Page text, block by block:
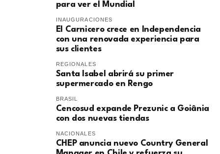
para ver el Mundial
INAUGURACIONES
El Carnicero crece en Independencia
con una renovada experiencia para
sus clientes
REGIONALES
Santa Isabel abrirá su primer
supermercado en Rengo
BRASIL
Cencosud expande Prezunic a Goiânia
con dos nuevas tiendas
NACIONALES
CHEP anuncia nuevo Country General